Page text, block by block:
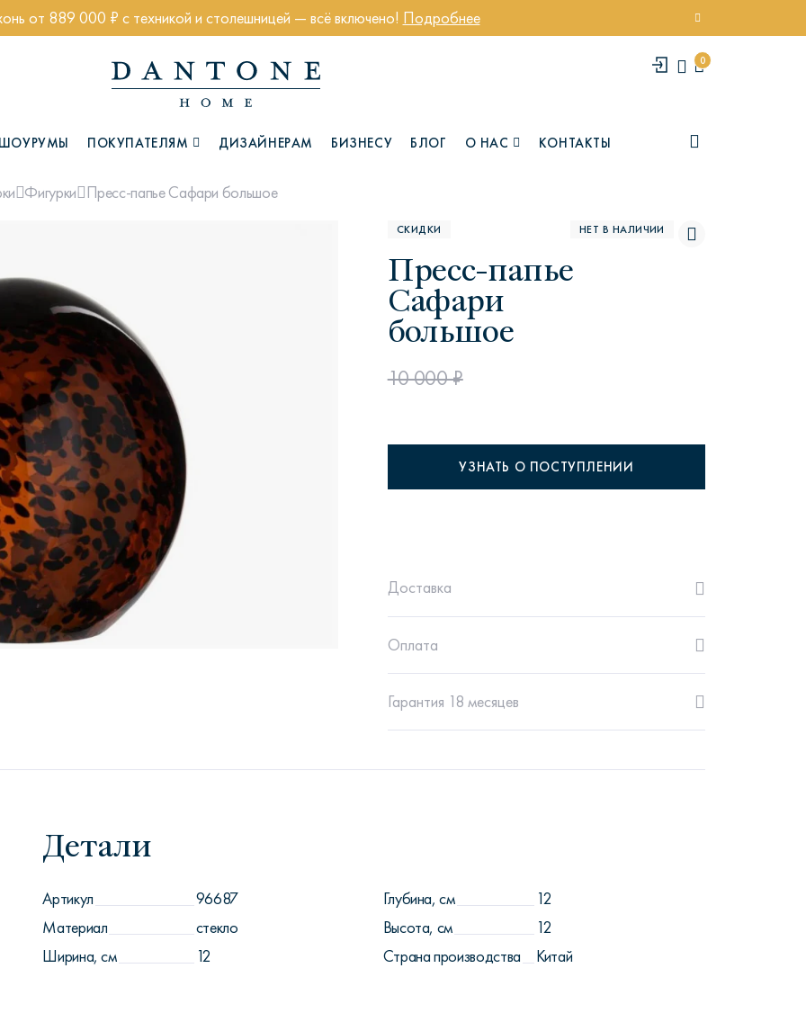
от 889 000 ₽ с техникой и столешницей — всё включено! Подробнее
0
ШОУРУМЫ ПОКУПАТЕЛЯМ ДИЗАЙНЕРАМ БИЗНЕСУ БЛОГ О НАС КОНТАКТЫ
Глазго Челси
Сити
Бэйсик №1
Фигурки Пресс-папье Сафари большое
СКИДКИ НЕТ В НАЛИЧИИ
Пресс-папье
Сафари
большое
10 000 ₽
УЗНАТЬ О ПОСТУПЛЕНИИ
Доставка
Оплата
Гарантия 18 месяцев
Детали
Артикул
96687
Материал
стекло
Ширина, см
12
Глубина, см
12
Высота, см
12
Страна производства
Китай